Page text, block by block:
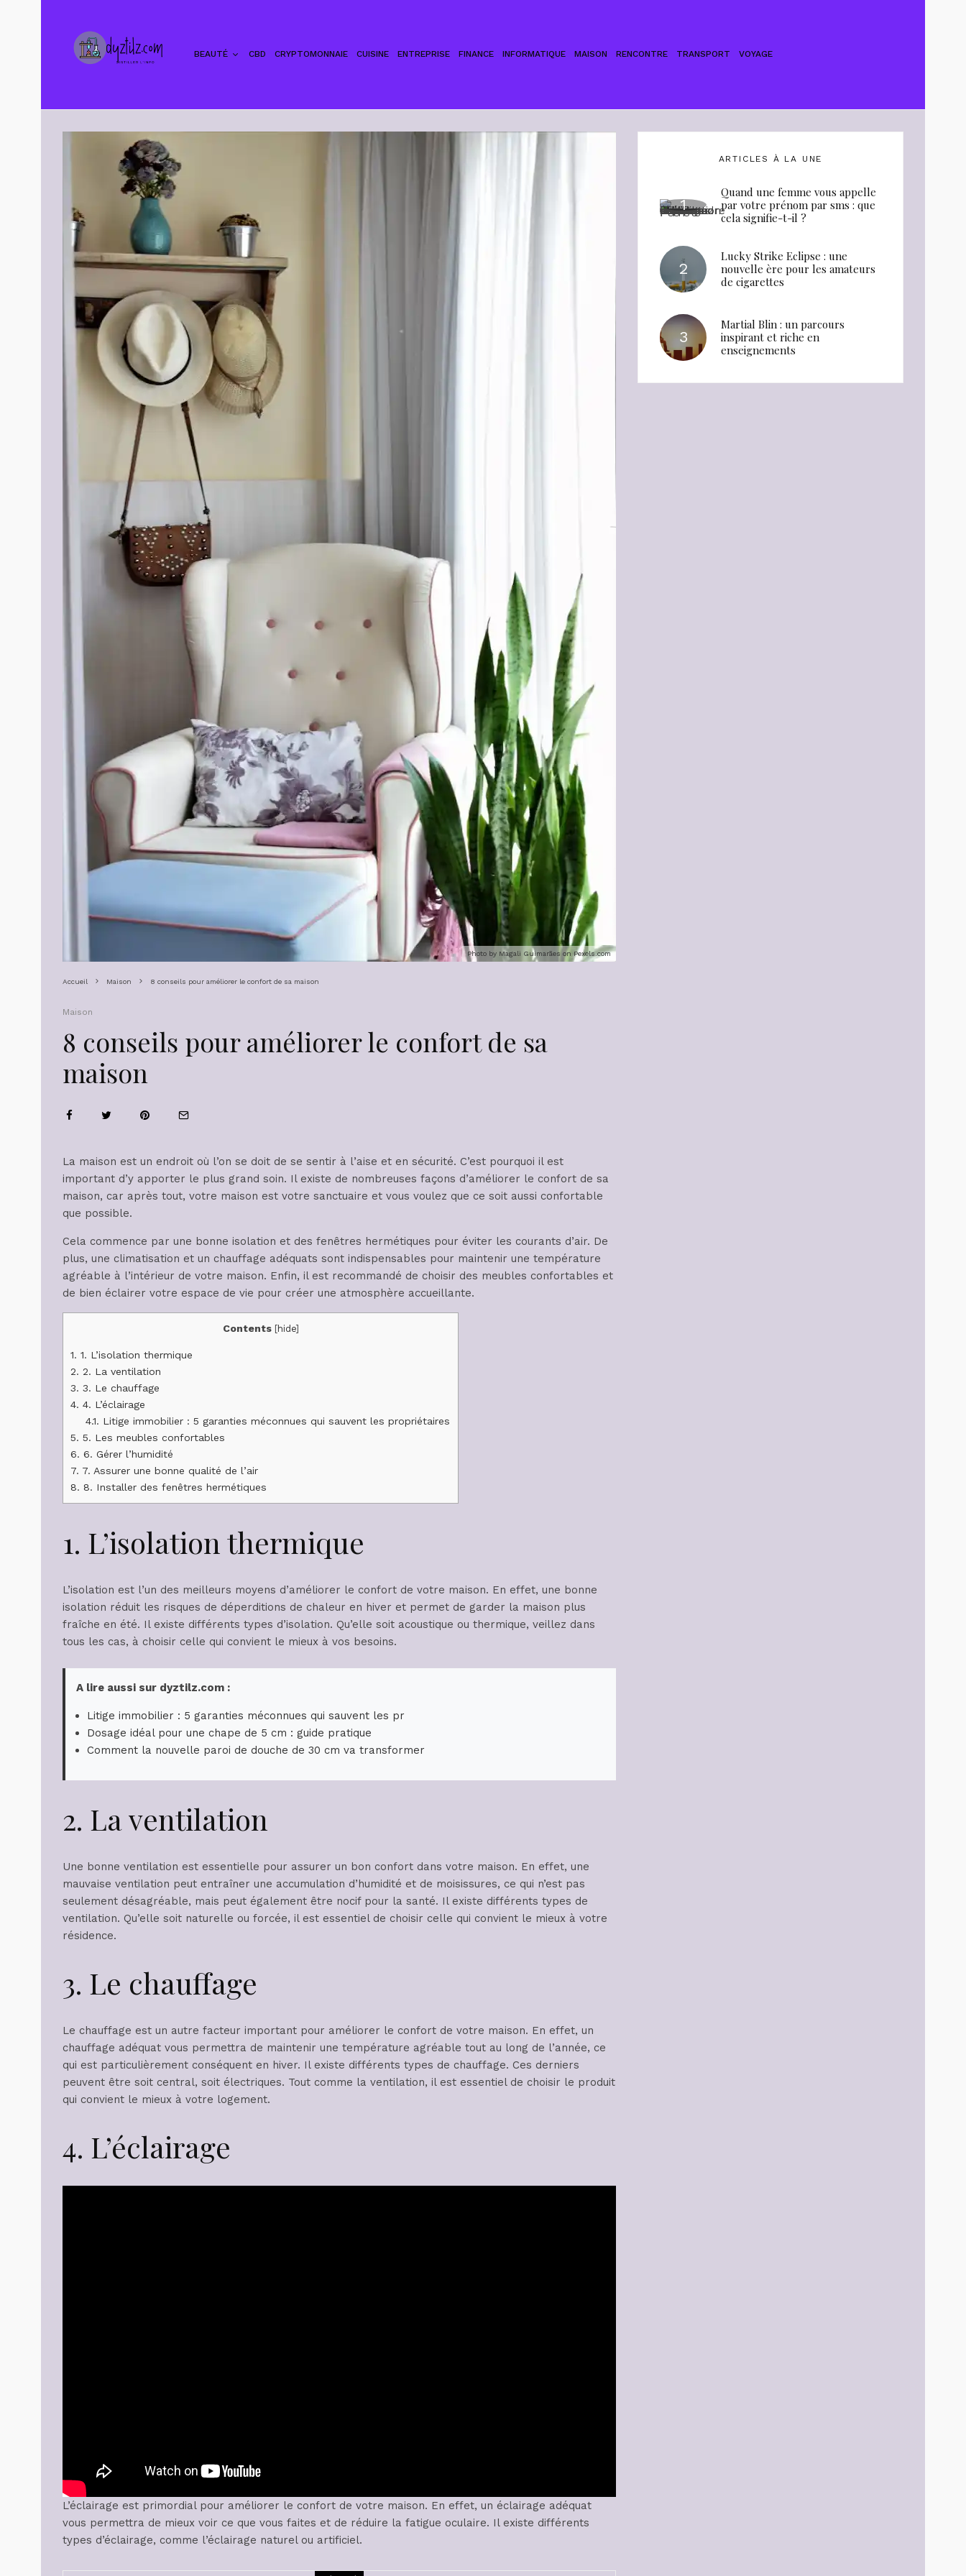
BEAUTÉ CBD CRYPTOMONNAIE CUISINE ENTREPRISE FINANCE INFORMATIQUE MAISON RENCONTRE TRANSPORT VOYAGE
Photo by Magali Guimarães on Pexels.com
Accueil Maison 8 conseils pour améliorer le confort de sa maison
Maison
8 conseils pour améliorer le confort de sa
maison
La maison est un endroit où l’on se doit de se sentir à l’aise et en sécurité. C’est pourquoi il est
important d’y apporter le plus grand soin. Il existe de nombreuses façons d’améliorer le confort de sa
maison, car après tout, votre maison est votre sanctuaire et vous voulez que ce soit aussi confortable
que possible.
Cela commence par une bonne isolation et des fenêtres hermétiques pour éviter les courants d’air. De
plus, une climatisation et un chauffage adéquats sont indispensables pour maintenir une température
agréable à l’intérieur de votre maison. Enfin, il est recommandé de choisir des meubles confortables et
de bien éclairer votre espace de vie pour créer une atmosphère accueillante.
Contents [hide]
1. 1. L’isolation thermique
2. 2. La ventilation
3. 3. Le chauffage
4. 4. L’éclairage
4.1. Litige immobilier : 5 garanties méconnues qui sauvent les propriétaires
5. 5. Les meubles confortables
6. 6. Gérer l’humidité
7. 7. Assurer une bonne qualité de l’air
8. 8. Installer des fenêtres hermétiques
1. L’isolation thermique
L’isolation est l’un des meilleurs moyens d’améliorer le confort de votre maison. En effet, une bonne
isolation réduit les risques de déperditions de chaleur en hiver et permet de garder la maison plus
fraîche en été. Il existe différents types d’isolation. Qu’elle soit acoustique ou thermique, veillez dans
tous les cas, à choisir celle qui convient le mieux à vos besoins.
A lire aussi sur dyztilz.com :
Litige immobilier : 5 garanties méconnues qui sauvent les pr
Dosage idéal pour une chape de 5 cm : guide pratique
Comment la nouvelle paroi de douche de 30 cm va transformer
2. La ventilation
Une bonne ventilation est essentielle pour assurer un bon confort dans votre maison. En effet, une
mauvaise ventilation peut entraîner une accumulation d’humidité et de moisissures, ce qui n’est pas
seulement désagréable, mais peut également être nocif pour la santé. Il existe différents types de
ventilation. Qu’elle soit naturelle ou forcée, il est essentiel de choisir celle qui convient le mieux à votre
résidence.
3. Le chauffage
Le chauffage est un autre facteur important pour améliorer le confort de votre maison. En effet, un
chauffage adéquat vous permettra de maintenir une température agréable tout au long de l’année, ce
qui est particulièrement conséquent en hiver. Il existe différents types de chauffage. Ces derniers
peuvent être soit central, soit électriques. Tout comme la ventilation, il est essentiel de choisir le produit
qui convient le mieux à votre logement.
4. L’éclairage
L’éclairage est primordial pour améliorer le confort de votre maison. En effet, un éclairage adéquat
vous permettra de mieux voir ce que vous faites et de réduire la fatigue oculaire. Il existe différents
types d’éclairage, comme l’éclairage naturel ou artificiel.
ARTICLES À LA UNE
Quand une femme vous appelle
par votre prénom par sms : que
cela signifie-t-il ?
Lucky Strike Eclipse : une
nouvelle ère pour les amateurs
de cigarettes
Martial Blin : un parcours
inspirant et riche en
enseignements